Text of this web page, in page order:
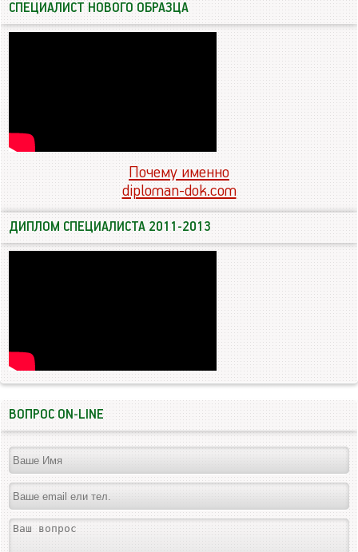
СПЕЦИАЛИСТ НОВОГО ОБРАЗЦА
Почему именно
diploman-dok.com
ДИПЛОМ СПЕЦИАЛИСТА 2011-2013
ВОПРОС ON-LINE